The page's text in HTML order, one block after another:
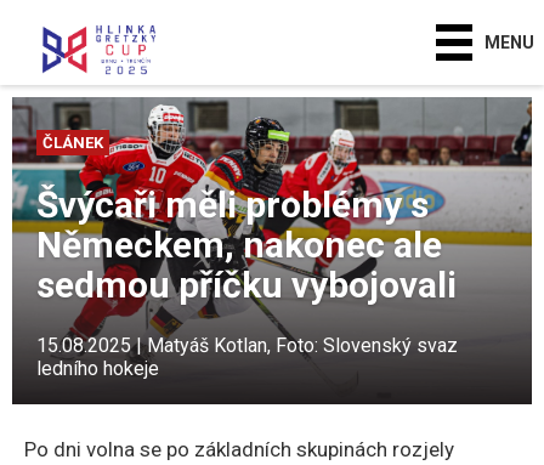
MENU
ČLÁNEK
Švýcaři měli problémy s
Německem, nakonec ale
sedmou příčku vybojovali
15.08.2025 | Matyáš Kotlan, Foto: Slovenský svaz
ledního hokeje
Po dni volna se po základních skupinách rozjely